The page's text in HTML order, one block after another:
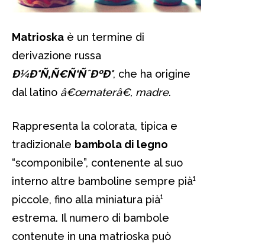
Matrioska è un termine di
derivazione russa
Ð¼Ð°Ñ‚Ñ€Ñ‘ÑˆÐºÐ°, che ha origine
dal latino â€œmaterâ€, madre.
Rappresenta la colorata, tipica e
tradizionale bambola di legno
“scomponibile”, contenente al suo
interno altre bamboline sempre pià¹
piccole, fino alla miniatura pià¹
estrema. Il numero di bambole
contenute in una matrioska può